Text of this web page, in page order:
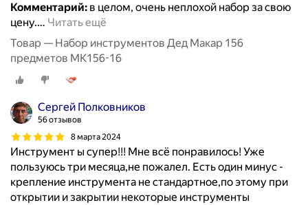
Комментарий: в целом, очень неплохой набор за свою
цену.… Читать ещё
Товар — Набор инструментов Дед Макар 156
предметов МК156-16
Сергей Полковников
56 отзывов
8 марта 2024
Инструмент ы супер!!! Мне всё понравилось! Уже
пользуюсь три месяца,не пожалел. Есть один минус -
крепление инструмента не стандартное,по этому при
открытии и закрытии некоторые инструменты